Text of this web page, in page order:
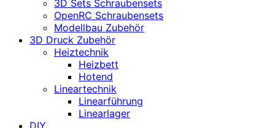
3D Sets Schraubensets
OpenRC Schraubensets
Modellbau Zubehör
3D Druck Zubehör
Heiztechnik
Heizbett
Hotend
Lineartechnik
Linearführung
Linearlager
DIY